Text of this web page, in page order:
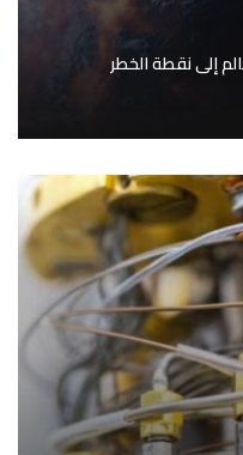
إلى نقطة الخطر